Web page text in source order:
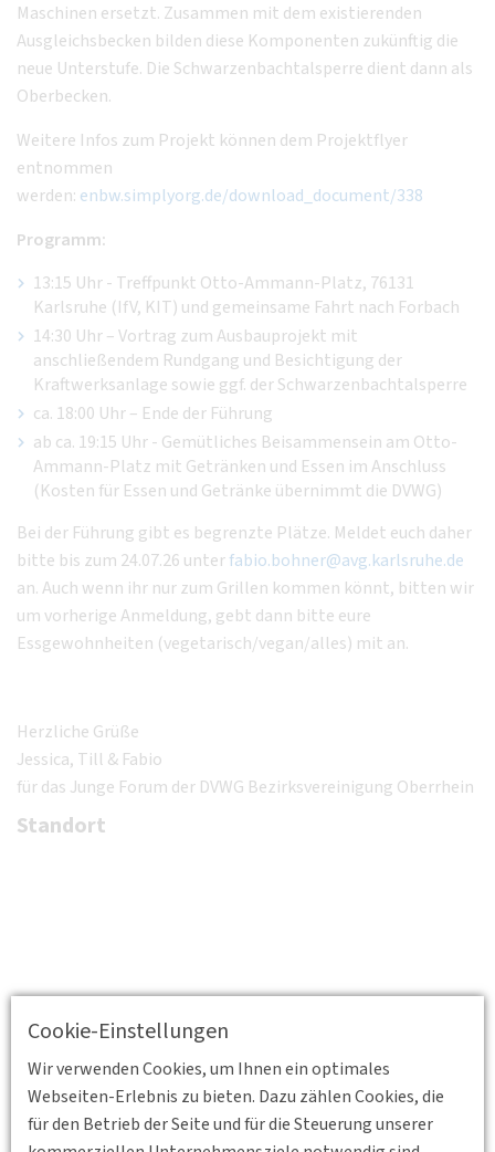
Cookie-Einstellungen
Wir verwenden Cookies, um Ihnen ein optimales
Webseiten-Erlebnis zu bieten. Dazu zählen Cookies, die
für den Betrieb der Seite und für die Steuerung unserer
Maschinen ersetzt. Zusammen mit dem existierenden
Ausgleichsbecken bilden diese Komponenten zukünftig die
neue Unterstufe. Die Schwarzenbachtalsperre dient dann als
Oberbecken.
Weitere Infos zum Projekt können dem Projektflyer
entnommen
werden: enbw.simplyorg.de/download_document/338
Programm:
13:15 Uhr - Treffpunkt Otto-Ammann-Platz, 76131
Karlsruhe (IfV, KIT) und gemeinsame Fahrt nach Forbach
14:30 Uhr – Vortrag zum Ausbauprojekt mit
anschließendem Rundgang und Besichtigung der
Kraftwerksanlage sowie ggf. der Schwarzenbachtalsperre
ca. 18:00 Uhr – Ende der Führung
ab ca. 19:15 Uhr - Gemütliches Beisammensein am Otto-
Ammann-Platz mit Getränken und Essen im Anschluss
(Kosten für Essen und Getränke übernimmt die DVWG)
Bei der Führung gibt es begrenzte Plätze. Meldet euch daher
bitte bis zum 24.07.26 unterfabio.bohner@avg.karlsruhe.de
an. Auch wenn ihr nur zum Grillen kommen könnt, bitten wir
um vorherige Anmeldung, gebt dann bitte eure
Essgewohnheiten (vegetarisch/vegan/alles) mit an.
Herzliche Grüße
Jessica, Till & Fabio
für das Junge Forum der DVWG Bezirksvereinigung Oberrhein
Standort